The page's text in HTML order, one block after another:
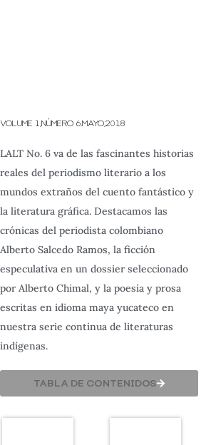
VOLUME 1,NÚMERO 6.MAYO,2018
LALT No. 6 va de las fascinantes historias
reales del periodismo literario a los
mundos extraños del cuento fantástico y
la literatura gráfica. Destacamos las
crónicas del periodista colombiano
Alberto Salcedo Ramos, la ficción
especulativa en un dossier seleccionado
por Alberto Chimal, y la poesía y prosa
escritas en idioma maya yucateco en
nuestra serie continua de literaturas
indígenas.
TABLA DE CONTENIDOS